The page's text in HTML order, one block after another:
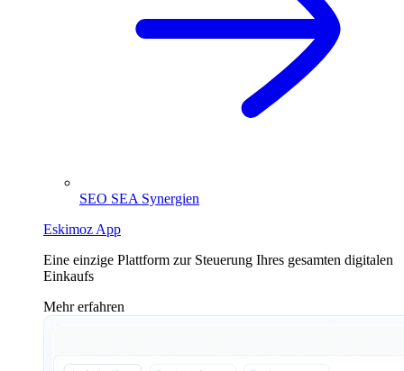
SEO SEA Synergien
Eskimoz App
Eine einzige Plattform zur Steuerung Ihres gesamten digitalen
Einkaufs
Mehr erfahren